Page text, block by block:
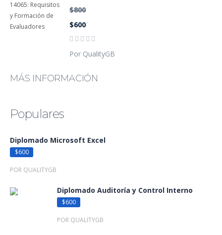
$800
$600
Por QualityGB
MÁS INFORMACIÓN
Populares
Diplomado Microsoft Excel
$600
POR QUALITYGB
Diplomado Auditoría y Control Interno
$600
POR QUALITYGB